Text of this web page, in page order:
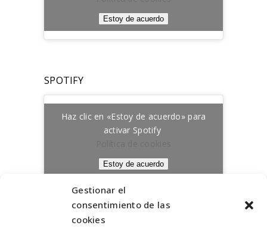
Gestionar el
consentimiento de las
cookies
Estoy de acuerdo
SPOTIFY
Haz clic en «Estoy de acuerdo» para
activar Spotify
Estoy de acuerdo